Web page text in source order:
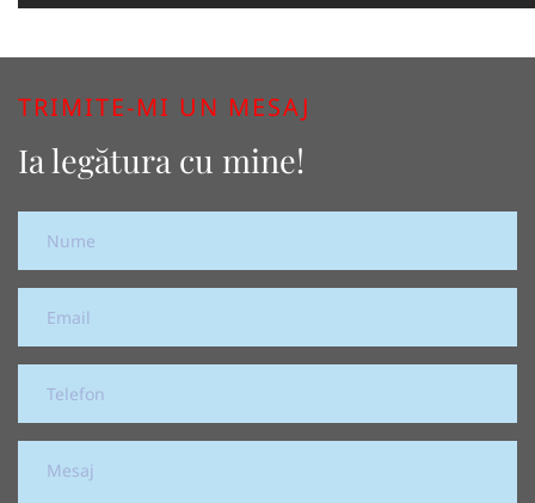
TRIMITE-MI UN MESAJ
Ia legătura cu mine!